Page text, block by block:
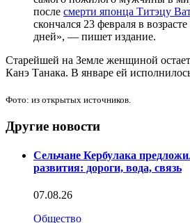
после смерти японца Титэцу
скончался 23 февраля в
дней», — пишет издание.
Старейшей на Земле женщиной
Канэ Танака. В январе ей
Фото: из открытых источников.
Другие новости
Сельчане Кербулака
развития: дороги, вода, связь
07.08.26
Общество